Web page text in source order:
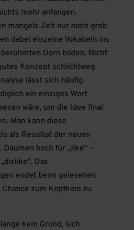
mehr anfangen.
mangels Zeit nur noch grob
dabei einzelne Vokabeln ins
Dorn bilden. Nicht
Konzept schlichtweg
lässt sich häufig
ein einziges Wort
wäre, um die Idee final
Man kann diese
als Resultat der neuen
hoch für „like“ –
Das
endet beim gelesenen
zum Kopfkino zu
kein Grund, sich